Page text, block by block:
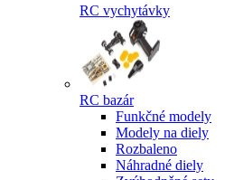
RC vychytávky
RC bazár
Funkčné modely
Modely na diely
Rozbaleno
Náhradné diely